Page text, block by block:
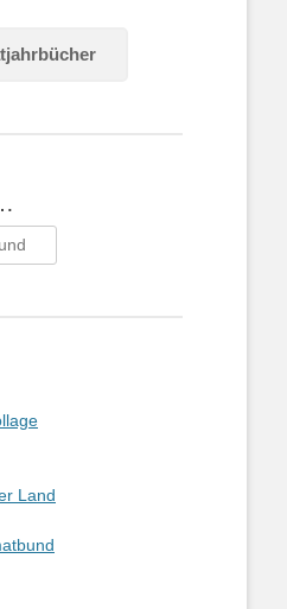
Land